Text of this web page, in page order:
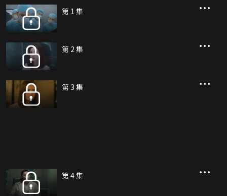
第 1 集
第 2 集
第 3 集
第 4 集